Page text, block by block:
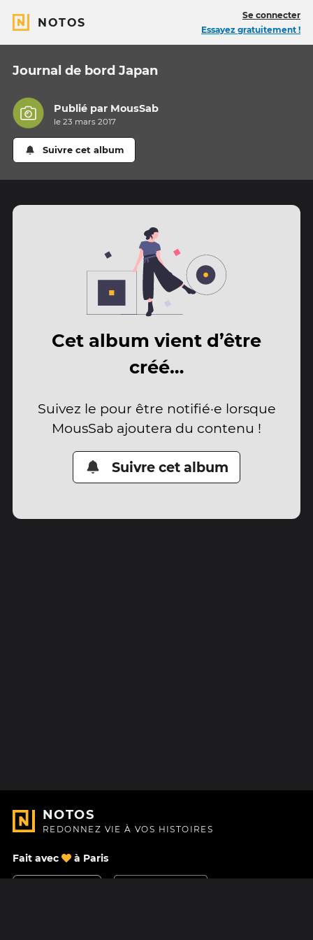
NOTOS
Se connecter
Essayez gratuitement !
Journal de bord Japan
Publié par MousSab
le 23 mars 2017
Suivre cet album
Cet album vient d’être
créé…
Suivez le pour être notifié·e lorsque
MousSab ajoutera du contenu !
Suivre cet album
NOTOS
REDONNEZ VIE À VOS HISTOIRES
Fait avec à Paris